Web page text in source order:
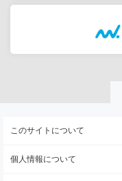
このサイトについて
個人情報について